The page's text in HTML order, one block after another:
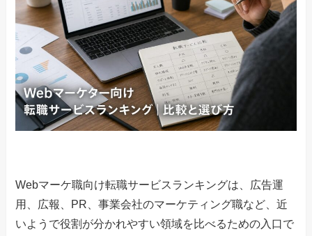
Webマーケ職向け転職サービスランキングは、広告運
用、広報、PR、事業会社のマーケティング職など、近
いようで役割が分かれやすい領域を比べるための入口で